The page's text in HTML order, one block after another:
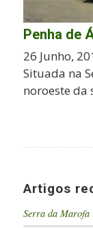
Penha de
26 Junho,
Situada na
noroeste da
Artigos
Serra da Marofa